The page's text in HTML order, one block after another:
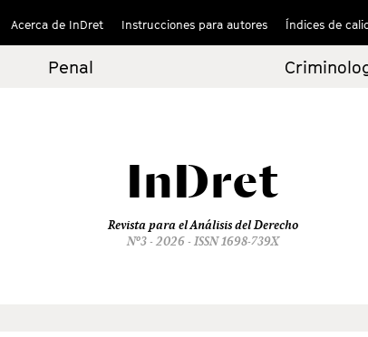
Acerca de InDret Instrucciones para autores Índices de
Penal
InDret
Revista para el Análisis del Derecho
Nº3 - 2026 - ISSN 1698-739X